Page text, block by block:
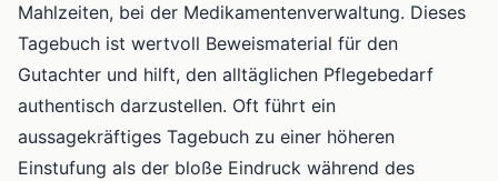
Mahlzeiten, bei der Medikamentenverwaltung. Dieses
Tagebuch ist wertvoll Beweismaterial für den
Gutachter und hilft, den alltäglichen Pflegebedarf
authentisch darzustellen. Oft führt ein
aussagekräftiges Tagebuch zu einer höheren
Einstufung als der bloße Eindruck während des